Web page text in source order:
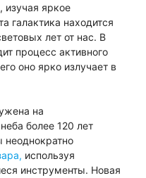
яркое
галактика находится
лет от нас. В
процесс активного
оно ярко излучает в
на
более 120 лет
неоднократно
используя
инструменты. Новая